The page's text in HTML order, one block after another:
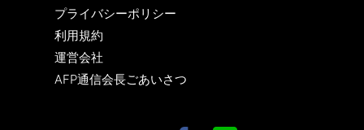
プライバシーポリシー
利用規約
運営会社
AFP通信会長ごあいさつ